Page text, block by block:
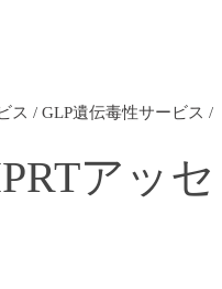
ス / GLP遺伝毒性サービス /
アッセ